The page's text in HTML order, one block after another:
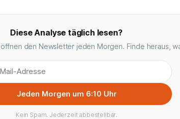
Diese Analyse täglich lesen?
den Newsletter jeden Morgen. Finde heraus,
Jeden Morgen um 6:10 Uhr
Kein Spam. Jederzeit abbestellbar.